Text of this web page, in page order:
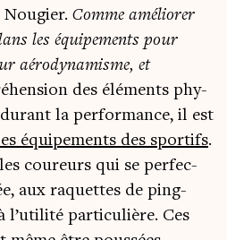
Comme amé­lio­rer
les équi­pe­ments pour
aéro­dy­na­misme, et
des élé­ments phy­
la per­for­mance, il est
équi­pe­ments des spor­tifs.
cou­reurs qui se per­fec­
aux raquettes de ping-
l’utilité par­ti­cu­lière. Ces